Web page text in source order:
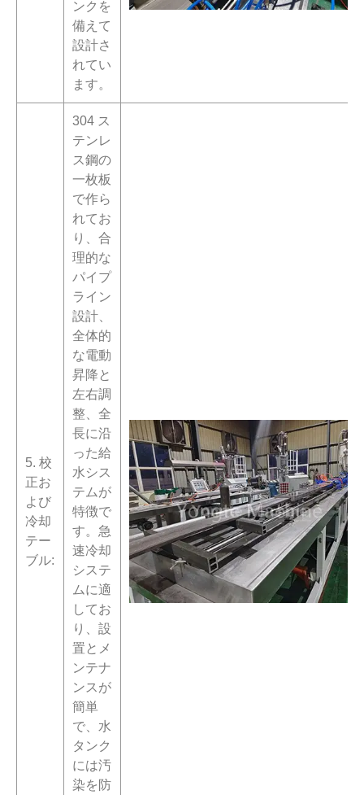
ンクを
備えて
設計さ
れてい
ます。
5. 校
正お
よび
冷却
テー
ブル:
304 ス
テンレ
ス鋼の
一枚板
で作ら
れてお
り、合
理的な
パイプ
ライン
設計、
全体的
な電動
昇降と
左右調
整、全
長に沿
った給
水シス
テムが
特徴で
す。急
速冷却
システ
ムに適
してお
り、設
置とメ
ンテナ
ンスが
簡単
で、水
タンク
には汚
染を防